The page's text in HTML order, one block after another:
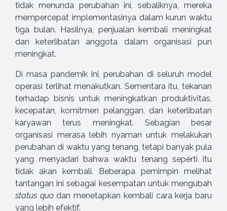
tidak menunda perubahan ini, sebaliknya, mereka
mempercepat implementasinya dalam kurun waktu
tiga bulan. Hasilnya, penjualan kembali meningkat
dan keterlibatan anggota dalam organisasi pun
meningkat.
Di masa pandemik ini, perubahan di seluruh model
operasi terlihat menakutkan. Sementara itu, tekanan
terhadap bisnis untuk meningkatkan produktivitas,
kecepatan, komitmen pelanggan, dan keterlibatan
karyawan terus meningkat. Sebagian besar
organisasi merasa lebih nyaman untuk melakukan
perubahan di waktu yang tenang, tetapi banyak pula
yang menyadari bahwa waktu tenang seperti itu
tidak akan kembali. Beberapa pemimpin melihat
tantangan ini sebagai kesempatan untuk mengubah
status quodan menetapkan kembali cara kerja baru
yang lebih efektif.